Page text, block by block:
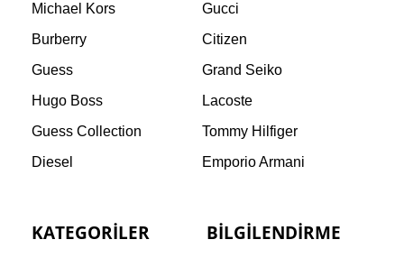
Michael Kors
Gucci
Burberry
Citizen
Guess
Grand Seiko
Hugo Boss
Lacoste
Guess Collection
Tommy Hilfiger
Diesel
Emporio Armani
KATEGORILER BILGILENDIRME